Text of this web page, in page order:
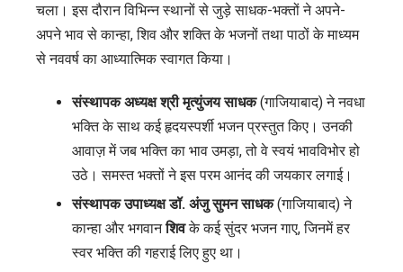
चला। इस दौरान विभिन्न स्थानों से जुड़े साधक-भक्तों ने अपने-
अपने भाव से कान्हा, शिव और शक्ति के भजनों तथा पाठों के माध्यम
से नववर्ष का आध्यात्मिक स्वागत किया।
संस्थापक अध्यक्ष श्री मृत्युंजय साधक(गाजियाबाद) ने नवधा
भक्ति के साथ कई हृदयस्पर्शी भजन प्रस्तुत किए। उनकी
आवाज़ में जब भक्ति का भाव उमड़ा, तो वे स्वयं भावविभोर हो
उठे। समस्त भक्तों ने इस परम आनंद की जयकार लगाई।
संस्थापक उपाध्यक्ष डॉ. अंजु सुमन साधक(गाजियाबाद) ने
कान्हा और भगवानशिवके कई सुंदर भजन गाए, जिनमें हर
स्वर भक्ति की गहराई लिए हुए था।